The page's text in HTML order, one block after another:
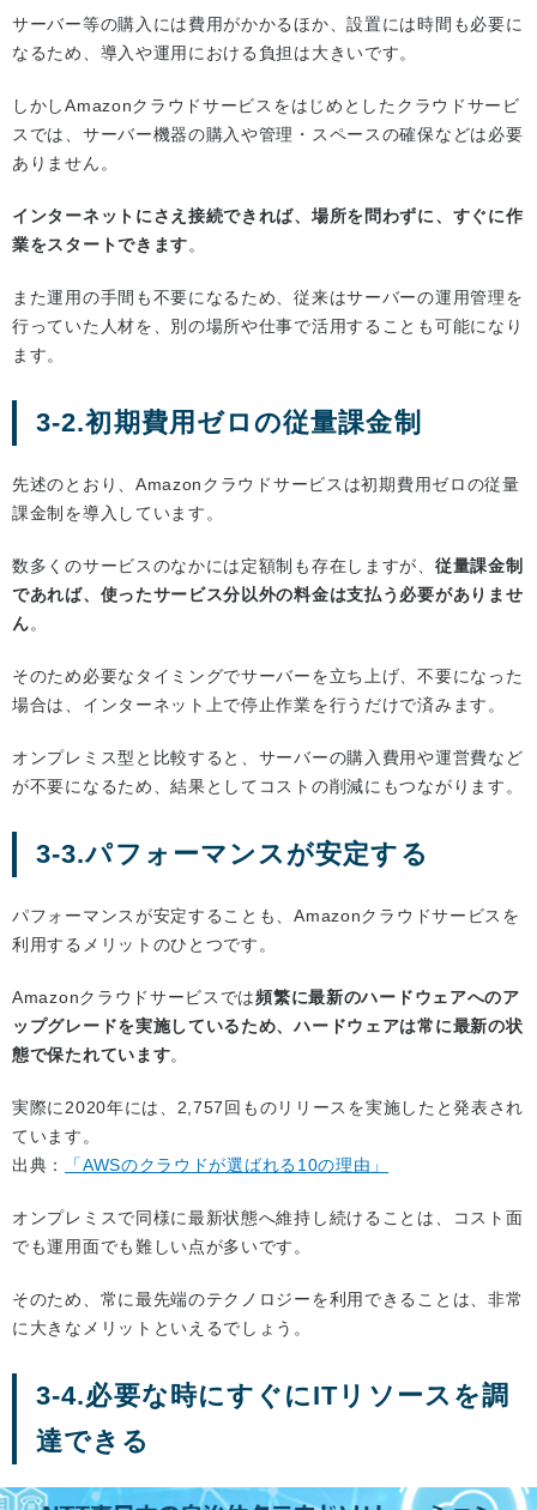
サーバー等の購入には費用がかかるほか、設置には時間も必要に
なるため、導入や運用における負担は大きいです。
しかしAmazonクラウドサービスをはじめとしたクラウドサービ
スでは、サーバー機器の購入や管理・スペースの確保などは必要
ありません。
インターネットにさえ接続できれば、場所を問わずに、すぐに作
業をスタートできます。
また運用の手間も不要になるため、従来はサーバーの運用管理を
行っていた人材を、別の場所や仕事で活用することも可能になり
ます。
3-2.初期費用ゼロの従量課金制
先述のとおり、Amazonクラウドサービスは初期費用ゼロの従量
課金制を導入しています。
数多くのサービスのなかには定額制も存在しますが、 従量課金制
であれば、使ったサービス分以外の料金は支払う必要がありませ
ん。
そのため必要なタイミングでサーバーを立ち上げ、不要になった
場合は、インターネット上で停止作業を行うだけで済みます。
オンプレミス型と比較すると、サーバーの購入費用や運営費など
が不要になるため、結果としてコストの削減にもつながります。
3-3.パフォーマンスが安定する
パフォーマンスが安定することも、Amazonクラウドサービスを
利用するメリットのひとつです。
Amazonクラウドサービスでは頻繁に最新のハードウェアへのア
ップグレードを実施しているため、ハードウェアは常に最新の状
態で保たれています。
実際に2020年には、2,757回ものリリースを実施したと発表され
ています。
出典：
「AWSのクラウドが選ばれる10の理由」
オンプレミスで同様に最新状態へ維持し続けることは、コスト面
でも運用面でも難しい点が多いです。
そのため、常に最先端のテクノロジーを利用できることは、非常
に大きなメリットといえるでしょう。
3-4.必要な時にすぐにITリソースを調
達できる
Amazonクラウドサービスでは、スペックを自由に選択でき、必